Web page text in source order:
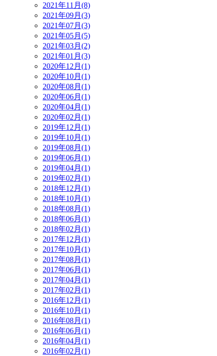
2021年11月(8)
2021年09月(3)
2021年07月(3)
2021年05月(5)
2021年03月(2)
2021年01月(3)
2020年12月(1)
2020年10月(1)
2020年08月(1)
2020年06月(1)
2020年04月(1)
2020年02月(1)
2019年12月(1)
2019年10月(1)
2019年08月(1)
2019年06月(1)
2019年04月(1)
2019年02月(1)
2018年12月(1)
2018年10月(1)
2018年08月(1)
2018年06月(1)
2018年02月(1)
2017年12月(1)
2017年10月(1)
2017年08月(1)
2017年06月(1)
2017年04月(1)
2017年02月(1)
2016年12月(1)
2016年10月(1)
2016年08月(1)
2016年06月(1)
2016年04月(1)
2016年02月(1)